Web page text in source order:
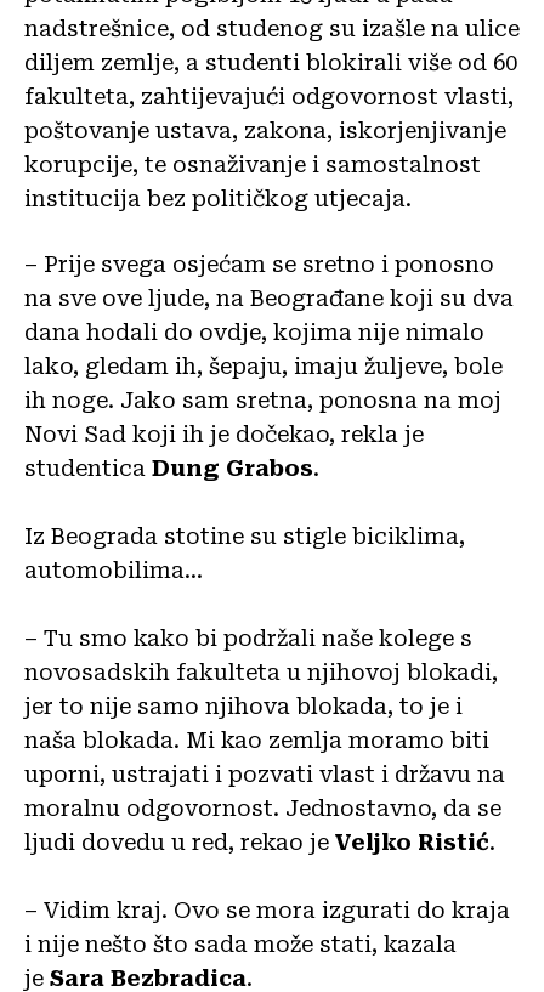
nadstrešnice, od studenog su izašle na ulice
diljem zemlje, a studenti blokirali više od 60
fakulteta, zahtijevajući odgovornost vlasti,
poštovanje ustava, zakona, iskorjenjivanje
korupcije, te osnaživanje i samostalnost
institucija bez političkog utjecaja.
– Prije svega osjećam se sretno i ponosno
na sve ove ljude, na Beograđane koji su dva
dana hodali do ovdje, kojima nije nimalo
lako, gledam ih, šepaju, imaju žuljeve, bole
ih noge. Jako sam sretna, ponosna na moj
Novi Sad koji ih je dočekao, rekla je
studentica Dung Grabos.
Iz Beograda stotine su stigle biciklima,
automobilima…
– Tu smo kako bi podržali naše kolege s
novosadskih fakulteta u njihovoj blokadi,
jer to nije samo njihova blokada, to je i
naša blokada. Mi kao zemlja moramo biti
uporni, ustrajati i pozvati vlast i državu na
moralnu odgovornost. Jednostavno, da se
ljudi dovedu u red, rekao je Veljko Ristić.
– Vidim kraj. Ovo se mora izgurati do kraja
i nije nešto što sada može stati, kazala
je Sara Bezbradica.